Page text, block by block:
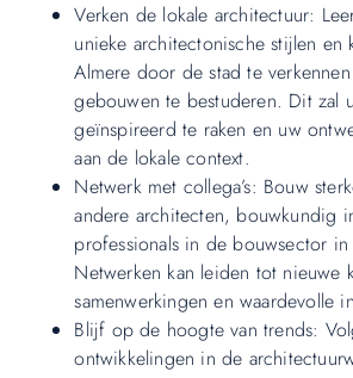
Verken de lokale architectuur:
unieke architectonische stijlen en
Almere door de stad te
gebouwen te bestuderen. Dit zal
geïnspireerd te raken en uw
aan de lokale context.
Netwerk met collega’s: Bouw
andere architecten, bouwkundig
professionals in de bouwsector in
Netwerken kan leiden tot nieuwe
samenwerkingen en waardevolle
Blijf op de hoogte van trends:
ontwikkelingen in de